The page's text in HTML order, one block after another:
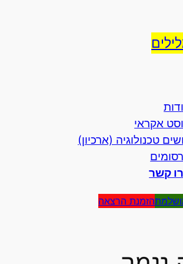
אקראי
טכנולוגיה (ארכיון)
קשר
הזמנת הרצאה